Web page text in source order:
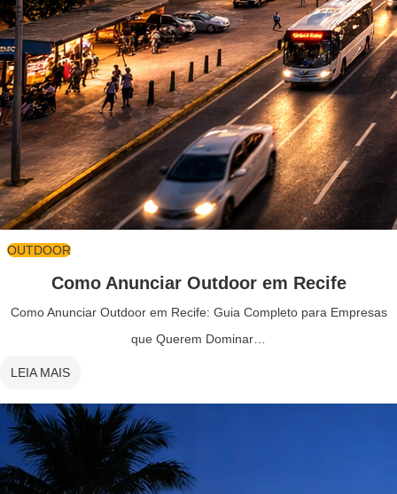
OUTDOOR
Como Anunciar Outdoor em Recife
Como Anunciar Outdoor em Recife: Guia Completo para Empresas
que Querem Dominar…
LEIA MAIS